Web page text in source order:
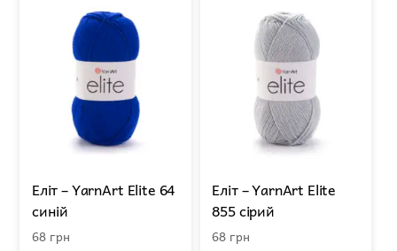
Еліт – YarnArt Elite 64
синій
68 грн
Еліт – YarnArt Elite
855 сірий
68 грн